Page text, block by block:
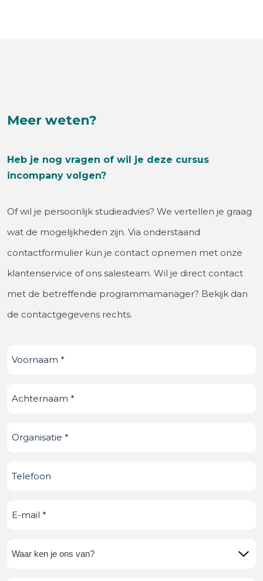
Meer weten?
Heb je nog vragen of wil je deze cursus
incompany volgen?
Of wil je persoonlijk studieadvies? We vertellen je graag
wat de mogelijkheden zijn. Via onderstaand
contactformulier kun je contact opnemen met onze
klantenservice of ons salesteam. Wil je direct contact
met de betreffende programmamanager? Bekijk dan
de contactgegevens rechts.
Voornaam (Vereist)
Achternaam (Vereist)
Organisatie(Vereist)
Telefoonnummer
E-
Waar